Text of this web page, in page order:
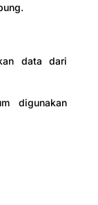
data dari
digunakan